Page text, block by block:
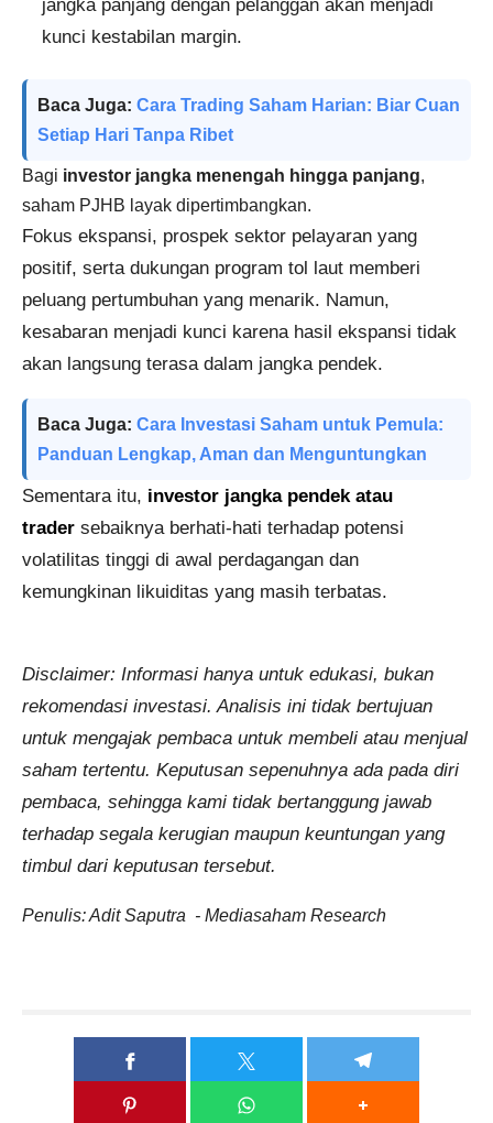
jangka panjang dengan pelanggan akan menjadi
kunci kestabilan margin.
Baca Juga: Cara Trading Saham Harian: Biar Cuan
Setiap Hari Tanpa Ribet
Bagi investor jangka menengah hingga panjang,
saham PJHB layak dipertimbangkan.
Fokus ekspansi, prospek sektor pelayaran yang
positif, serta dukungan program tol laut memberi
peluang pertumbuhan yang menarik. Namun,
kesabaran menjadi kunci karena hasil ekspansi tidak
akan langsung terasa dalam jangka pendek.
Baca Juga: Cara Investasi Saham untuk Pemula:
Panduan Lengkap, Aman dan Menguntungkan
Sementara itu, investor jangka pendek atau
trader sebaiknya berhati-hati terhadap potensi
volatilitas tinggi di awal perdagangan dan
kemungkinan likuiditas yang masih terbatas.
Disclaimer: Informasi hanya untuk edukasi, bukan
rekomendasi investasi. Analisis ini tidak bertujuan
untuk mengajak pembaca untuk membeli atau menjual
saham tertentu. Keputusan sepenuhnya ada pada diri
pembaca, sehingga kami tidak bertanggung jawab
terhadap segala kerugian maupun keuntungan yang
timbul dari keputusan tersebut.
Penulis: Adit Saputra - Mediasaham Research